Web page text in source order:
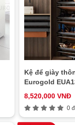
Kệ để giày
Eurogold
8,520,000 VNĐ
0